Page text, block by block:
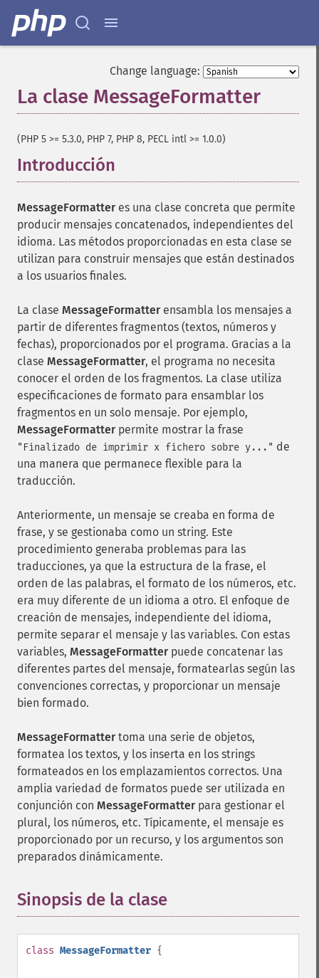
Change language:
La clase MessageFormatter
(PHP 5 >= 5.3.0, PHP 7, PHP 8, PECL intl >= 1.0.0)
Introducción
MessageFormatteres una clase concreta que permite
producir mensajes concatenados, independientes del
idioma. Las métodos proporcionadas en esta clase se
utilizan para construir mensajes que están destinados
a los usuarios finales.
La clase MessageFormatterensambla los mensajes a
partir de diferentes fragmentos (textos, números y
fechas), proporcionados por el programa. Gracias a la
clase MessageFormatter, el programa no necesita
conocer el orden de los fragmentos. La clase utiliza
especificaciones de formato para ensamblar los
fragmentos en un solo mensaje. Por ejemplo,
MessageFormatterpermite mostrar la frase
"Finalizado de imprimir x fichero sobre y..." de
una manera que permanece flexible para la
traducción.
Anteriormente, un mensaje se creaba en forma de
frase, y se gestionaba como un string. Este
procedimiento generaba problemas para las
traducciones, ya que la estructura de la frase, el
orden de las palabras, el formato de los números, etc.
era muy diferente de un idioma a otro. El enfoque de
creación de mensajes, independiente del idioma,
permite separar el mensaje y las variables. Con estas
variables, MessageFormatterpuede concatenar las
diferentes partes del mensaje, formatearlas según las
convenciones correctas, y proporcionar un mensaje
bien formado.
MessageFormattertoma una serie de objetos,
formatea los textos, y los inserta en los strings
formateados en los emplazamientos correctos. Una
amplia variedad de formatos puede ser utilizada en
conjunción con MessageFormatterpara gestionar el
plural, los números, etc. Típicamente, el mensaje es
proporcionado por un recurso, y los argumentos son
preparados dinámicamente.
Sinopsis de la clase
class MessageFormatter {